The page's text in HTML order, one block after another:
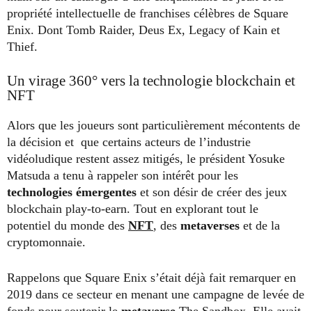
propriété intellectuelle de franchises célèbres de Square
Enix. Dont Tomb Raider, Deus Ex, Legacy of Kain et
Thief.
Un virage 360° vers la technologie blockchain et
NFT
Alors que les joueurs sont particulièrement mécontents de
la décision et que certains acteurs de l’industrie
vidéoludique restent assez mitigés, le président Yosuke
Matsuda a tenu à rappeler son intérêt pour les
technologies émergentes et son désir de créer des jeux
blockchain play-to-earn. Tout en explorant tout le
potentiel du monde des NFT, des metaverses et de la
cryptomonnaie.
Rappelons que Square Enix s’était déjà fait remarquer en
2019 dans ce secteur en menant une campagne de levée de